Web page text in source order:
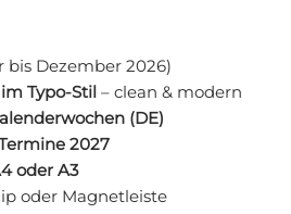
bis Dezember 2026)
Typo-Stil – clean & modern
(DE)
2027
oder A3
oder Magnetleiste